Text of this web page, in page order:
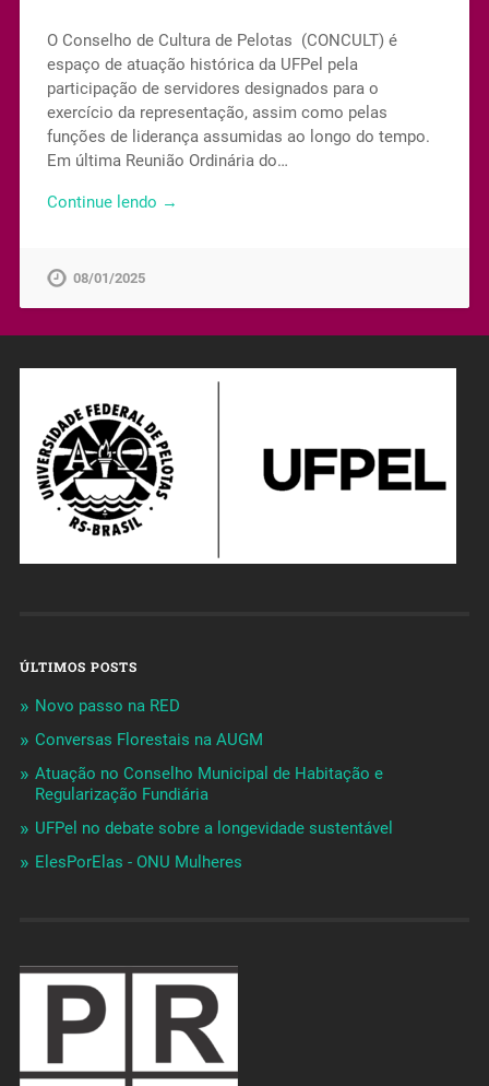
O Conselho de Cultura de Pelotas (CONCULT) é
espaço de atuação histórica da UFPel pela
participação de servidores designados para o
exercício da representação, assim como pelas
funções de liderança assumidas ao longo do tempo.
Em última Reunião Ordinária do…
Continue lendo →
08/01/2025
ÚLTIMOS POSTS
Novo passo na RED
Conversas Florestais na AUGM
Atuação no Conselho Municipal de Habitação e
Regularização Fundiária
UFPel no debate sobre a longevidade sustentável
ElesPorElas - ONU Mulheres